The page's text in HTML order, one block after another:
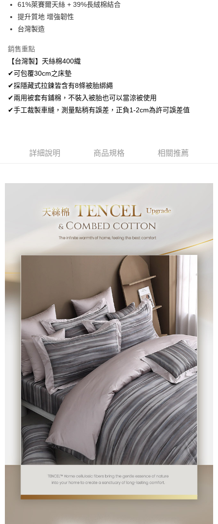
Google Pay
AFTEE先享後付
相關說明
AFTEE先享後付是「在收到商品之後才付款」的支付方式。 讓您購物簡單
便利好安心！
１．簡單：不需註冊會員、不需綁卡、不需儲值。
２．便利：只要手機號碼，簡訊認證，即可結帳。
３．安心：先確認商品／服務後，再付款。
３．收到繳費通知簡訊後14天內，點擊此簡訊中的連結，可透過四大超商／
是否繳費成功／繳費後需取消欲退款等相關疑問，請聯繫「AFTEE先享後付
客戶支援中心」https://netprotections.freshdesk.com/support/home
１．透過由恩沛科技股份有限公司提供之「AFTEE先享後付」服務完成之交
易，需依本服務之必要範圍內提供個人資料，並將交易相關給付款項請求債
權轉讓予恩沛科技股份有限公司。
２．關於個人資料處理事宜，請瀏覽以下網址：
https://aftee.tw/terms/#terms3
３．未成年的使用者請事先徵得法定代理人或監護人之同意方可使用
「AFTEE先享後付」，若未經同意申辦者引起之損失，本公司不負相關責
４．使用「AFTEE先享後付」時，將依據個別帳號之用戶狀況，依本公司即
時審查核予不同之上限額度；若仍有額度不足之情形，本公司將視審查結果
請求用戶進行身份認證。
５．嚴禁一人註冊多個帳號或使用他人資訊註冊。若發現惡意使用之情形，
恩沛科技股份有限公司將有權停止該用戶之使用額度並採取法律行動。
ATM付款
運送方式
全家取貨付款
免運費
每筆NT$60，滿NT$499(含以上)免運費
每筆NT$100，滿NT$499(含以上)免運費
每筆NT$100，滿NT$499(含以上)免運費
61%萊賽爾天絲 + 39%長絨棉結合
提升質地 增強韌性
台灣製造
銷售重點
【台灣製】天絲棉400織
✔可包覆30cm之床墊
✔採隱藏式拉鍊皆含有8條被胎綁繩
✔兩用被套有鋪棉，不裝入被胎也可以當涼被使用
✔手工裁製車縫，測量點稍有誤差，正負1-2cm為許可誤差值
詳細說明 商品規格 相關推薦